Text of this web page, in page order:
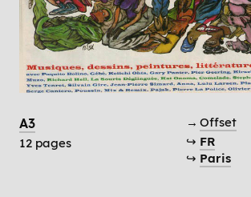
A3
12 pages
→ Offset
↪ FR
↪ Paris